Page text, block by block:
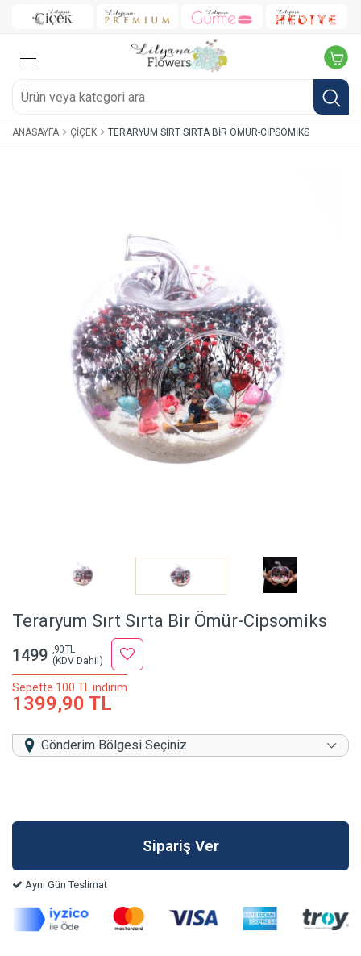
ANASAYFA ÇIÇEK TERARYUM SIRT SIRTA BIR ÖMÜR-CIPSOMIKS
Teraryum Sırt Sırta Bir Ömür-Cipsomiks
1499 ,90 TL
(KDV Dahil)
Sepette 100 TL indirim
1399,90 TL
Gönderim Bölgesi Seçiniz
Aynı Gün Teslimat